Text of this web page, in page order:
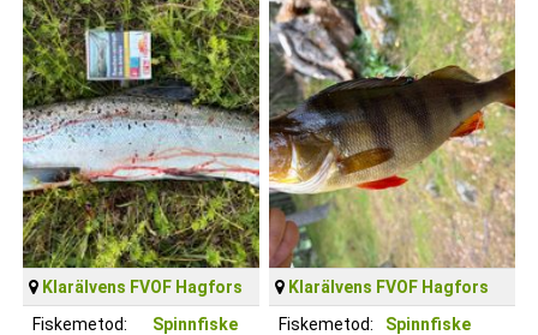
Klarälvens FVOF Hagfors
Fiskemetod:
Spinnfiske
Klarälvens FVOF Hagfors
Fiskemetod:
Spinnfiske